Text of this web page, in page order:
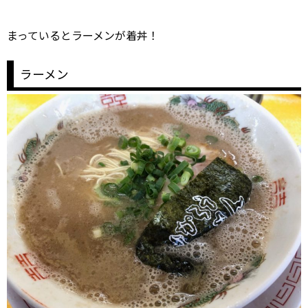
まっているとラーメンが着丼！
ラーメン